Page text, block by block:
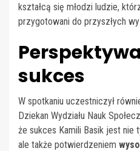
kształcą się młodzi ludzie,
przygotowani do przyszłych
sukces
W spotkaniu uczestniczył
Dziekan Wydziału Nauk
że sukces Kamili Basik jest
ale także potwierdzeniem